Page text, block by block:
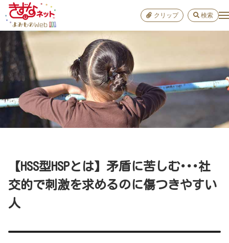
【HSS型HSPとは】矛盾に苦しむ･･･社
交的で刺激を求めるのに傷つきやすい
人
クリップ 検索
雑学
おすすめ
学び
進路